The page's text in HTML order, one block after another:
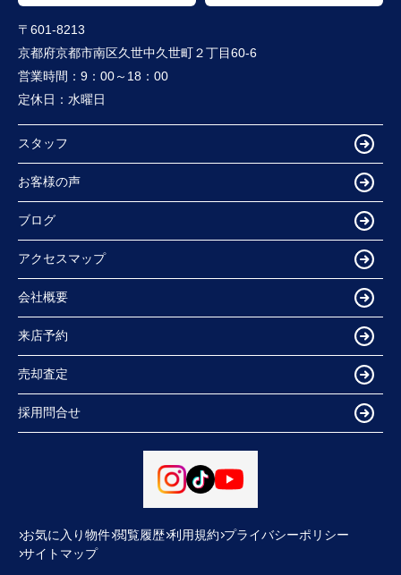
〒601-8213
京都府京都市南区久世中久世町２丁目60-6
営業時間： 9：00～18：00
定休日： 水曜日
スタッフ
お客様の声
ブログ
アクセスマップ
会社概要
来店予約
売却査定
採用問合せ
お気に入り物件 閲覧履歴 利用規約 プライバシーポリシー
サイトマップ